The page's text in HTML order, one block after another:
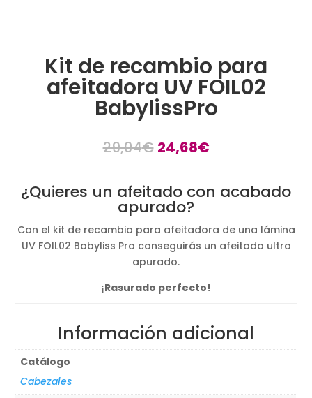
Kit de recambio para
afeitadora UV FOIL02
BabylissPro
29,04€ El
era:
29,04€.
24,68€El
es:
¿Quieres un afeitado con acabado
apurado?
Con el kit de recambio para afeitadora de una lámina
UV FOIL02 Babyliss Pro conseguirás un afeitado ultra
apurado.
¡Rasurado perfecto!
Información adicional
Catálogo
Cabezales